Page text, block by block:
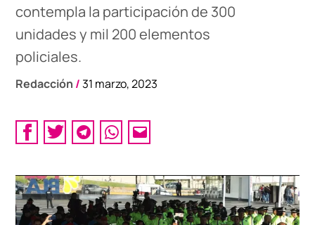
contempla la participación de 300
unidades y mil 200 elementos
policiales.
Redacción / 31 marzo, 2023